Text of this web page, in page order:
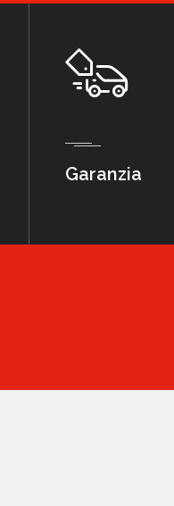
Garanzia